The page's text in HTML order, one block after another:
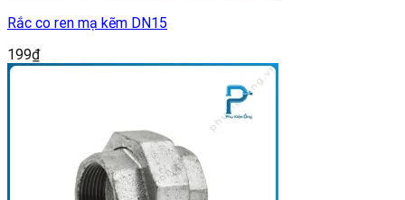
Rắc co ren mạ kẽm DN15
199₫